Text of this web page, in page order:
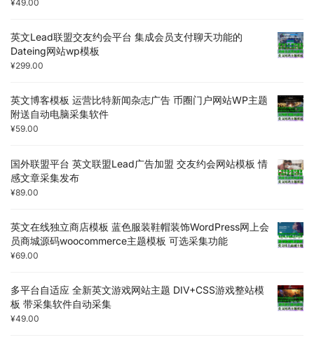
¥49.00
英文Lead联盟交友约会平台 集成会员支付聊天功能的
Dateing网站wp模板
¥299.00
英文博客模板 运营比特新闻杂志广告 币圈门户网站WP主题
附送自动电脑采集软件
¥59.00
国外联盟平台 英文联盟Lead广告加盟 交友约会网站模板 情
感文章采集发布
¥89.00
英文在线独立商店模板 蓝色服装鞋帽装饰WordPress网上会
员商城源码woocommerce主题模板 可选采集功能
¥69.00
多平台自适应 全新英文游戏网站主题 DIV+CSS游戏整站模
板 带采集软件自动采集
¥49.00